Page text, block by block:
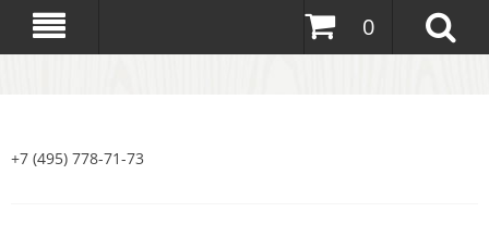
0
+7 (495) 778-71-73